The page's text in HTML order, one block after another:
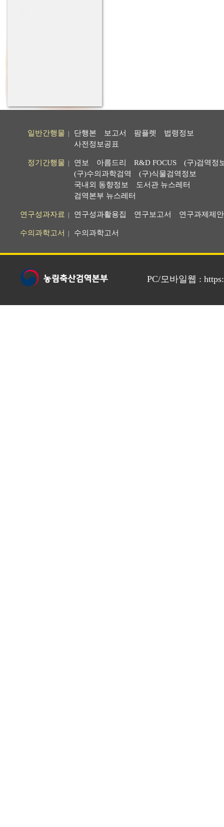
일반간행물 단행본 보고서 팜플렛
법령정보
사전정보공표
정기간행물 연보 아름드리 R&D FOCUS
(구)검역정
(구)수의과학검역
(구)식물검역정보
국내외 동향정보
도서관 뉴스레터
검역본부 뉴스레터
연구성과자료 연구성과활용집 연구보고서 연구과제제
수의과학고서 수의과학고서
PC/모바일웹 :